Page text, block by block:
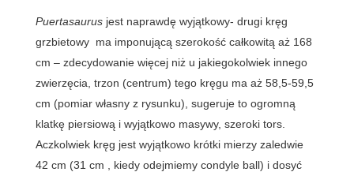
Puertasaurusjest naprawdę wyjątkowy- drugi kręg
grzbietowy ma imponującą szerokość całkowitą aż 168
cm – zdecydowanie więcej niż u jakiegokolwiek innego
zwierzęcia, trzon (centrum) tego kręgu ma aż 58,5-59,5
cm (pomiar własny z rysunku), sugeruje to ogromną
klatkę piersiową i wyjątkowo masywy, szeroki tors.
Aczkolwiek kręg jest wyjątkowo krótki mierzy zaledwie
42 cm (31 cm , kiedy odejmiemy condyle ball) i dosyć